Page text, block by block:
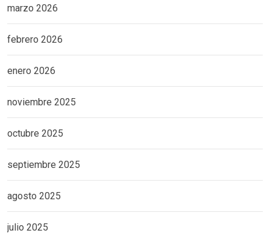
marzo 2026
febrero 2026
enero 2026
noviembre 2025
octubre 2025
septiembre 2025
agosto 2025
julio 2025